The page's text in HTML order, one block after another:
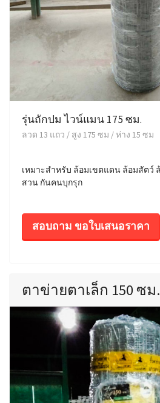
รุ่นถักปม ไวน์แมน 175 ซม.
ลวด 13 แถว / สูง 175 ซม / ห่าง 15 ซม
เหมาะสำหรับ ล้อมเขตแดน ล้อมสัตว์
สวน กันคนบุกรุก
สอบถาม ขอใบเสนอราคา
ตาข่ายตาเล็ก 150 ซม.